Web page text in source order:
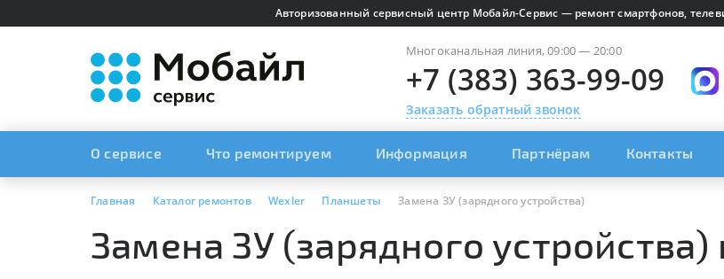
Авторизованный сервисный центр Мобайл-Сервис — ремонт смартфонов,
Многоканальная линия, 09:00 — 20:00
+7 (383) 363-99-09
Заказать обратный звонок
О сервисе Что ремонтируем Информация Партнёрам Контакты
Главная Каталог ремонтов Wexler Планшеты Замена ЗУ (зарядного устройства)
Замена ЗУ (зарядного